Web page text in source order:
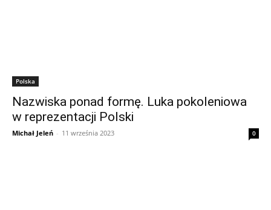
Polska
Nazwiska ponad formę. Luka pokoleniowa
w reprezentacji Polski
Michał Jeleń - 11 września 2023 0